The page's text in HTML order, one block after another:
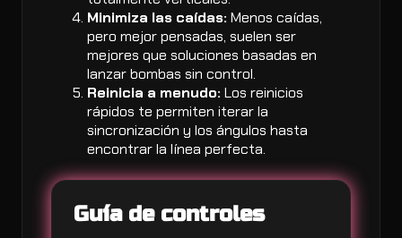
Minimiza las caídas: Menos caídas,
pero mejor pensadas, suelen ser
mejores que soluciones basadas en
lanzar bombas sin control.
Reinicia a menudo: Los reinicios
rápidos te permiten iterar la
sincronización y los ángulos hasta
encontrar la línea perfecta.
Guía de controles